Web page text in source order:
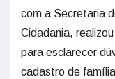
com a Secretaria
Cidadania,
para esclarecer
cadastro de